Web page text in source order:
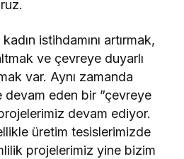
istihdamını artırmak,
ve çevreye duyarlı
var. Aynı zamanda
devam eden bir ”çevreye
devam ediyor.
üretim tesislerimizde
projelerimiz yine bizim